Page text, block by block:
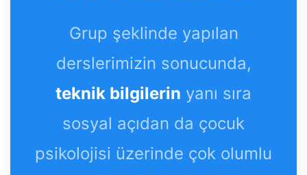
Grup şeklinde yapılan
derslerimizin sonucunda,
teknik bilgilerin yanı sıra
sosyal açıdan da çocuk
psikolojisi üzerinde çok olumlu